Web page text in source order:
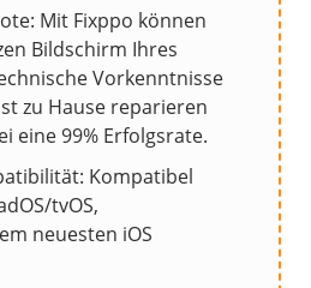
Mit Fixppo können
Bildschirm Ihres
Vorkenntnisse
zu Hause reparieren
eine 99% Erfolgsrate.
Kompatibel
tvOS,
neuesten iOS